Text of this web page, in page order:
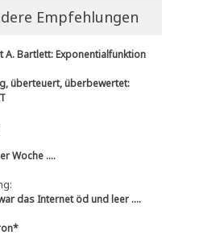
Empfehlungen
A. Bartlett: Exponentialfunktion
überteuert, überbewertet:
Woche ....
das Internet öd und leer ....